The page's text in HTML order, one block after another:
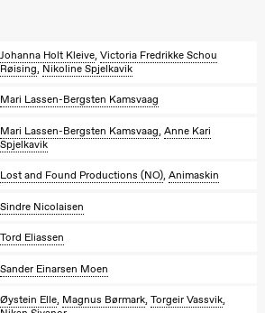
Johanna Holt Kleive,Victoria Fredrikke Schou
Røising, Nikoline Spjelkavik
Mari Lassen-Bergsten Kamsvaag
Mari Lassen-Bergsten Kamsvaag,Anne Kari
Spjelkavik
Lost and Found Productions (NO),Animaskin
Sindre Nicolaisen
Tord Eliassen
Sander Einarsen Moen
Øystein Elle, Magnus Børmark,Torgeir Vassvik,